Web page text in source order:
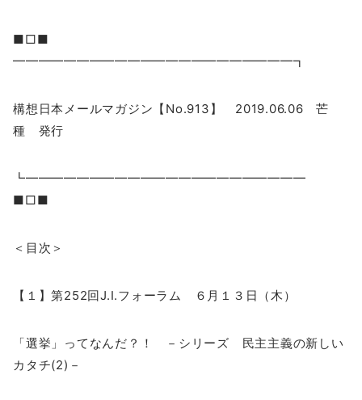
■□■
━━━━━━━━━━━━━━━━━━━━━━┓
構想日本メールマガジン【No.913】 2019.06.06 芒
種 発行
┗━━━━━━━━━━━━━━━━━━━━━━
■□■
＜目次＞
【１】第252回J.I.フォーラム ６月１３日（木）
「選挙」ってなんだ？！ －シリーズ 民主主義の新しい
カタチ(2)－